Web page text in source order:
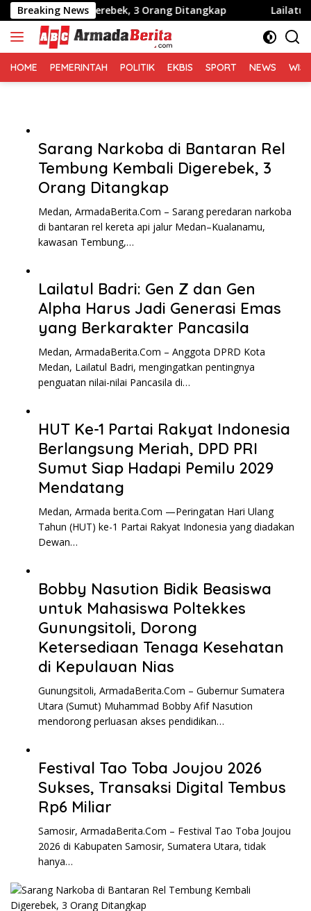
Langsung
ke
konten
Breaking News
Digerebek, 3 Orang Ditangkap Lailatul Badri:
HOME PEMERINTAH POLITIK EKBIS SPORT NEWS
Sarang Narkoba di Bantaran Rel
Tembung Kembali Digerebek, 3
Orang Ditangkap
Medan, ArmadaBerita.Com – Sarang peredaran narkoba
di bantaran rel kereta api jalur Medan–Kualanamu,
kawasan Tembung,…
Lailatul Badri: Gen Z dan Gen
Alpha Harus Jadi Generasi Emas
yang Berkarakter Pancasila
Medan, ArmadaBerita.Com – Anggota DPRD Kota
Medan, Lailatul Badri, mengingatkan pentingnya
penguatan nilai-nilai Pancasila di…
HUT Ke-1 Partai Rakyat Indonesia
Berlangsung Meriah, DPD PRI
Sumut Siap Hadapi Pemilu 2029
Mendatang
Medan, Armada berita.Com —Peringatan Hari Ulang
Tahun (HUT) ke-1 Partai Rakyat Indonesia yang diadakan
Dewan…
Bobby Nasution Bidik Beasiswa
untuk Mahasiswa Poltekkes
Gunungsitoli, Dorong
Ketersediaan Tenaga Kesehatan
di Kepulauan Nias
Gunungsitoli, ArmadaBerita.Com – Gubernur Sumatera
Utara (Sumut) Muhammad Bobby Afif Nasution
mendorong perluasan akses pendidikan…
Festival Tao Toba Joujou 2026
Sukses, Transaksi Digital Tembus
Rp6 Miliar
Samosir, ArmadaBerita.Com – Festival Tao Toba Joujou
2026 di Kabupaten Samosir, Sumatera Utara, tidak
hanya…